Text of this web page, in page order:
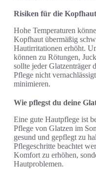
Risiken für die
Hohe Temperaturen
Kopfhaut übermäßig
Hautirritationen erhöht.
können zu Rötungen,
sollte jeder Glatzenträger
Pflege nicht
minimieren.
Wie pflegst du deine
Eine gute Hautpflege ist
Pflege von Glatzen im
gesund und gepflegt zu
Pflegeschritte beachtet
Komfort zu erhöhen,
Hautproblemen.